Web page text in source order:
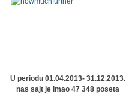
U periodu 01.04.2013- 31.12.2013.
nas sajt je imao 47 348 poseta